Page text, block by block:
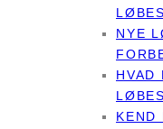
NYE
HVAD